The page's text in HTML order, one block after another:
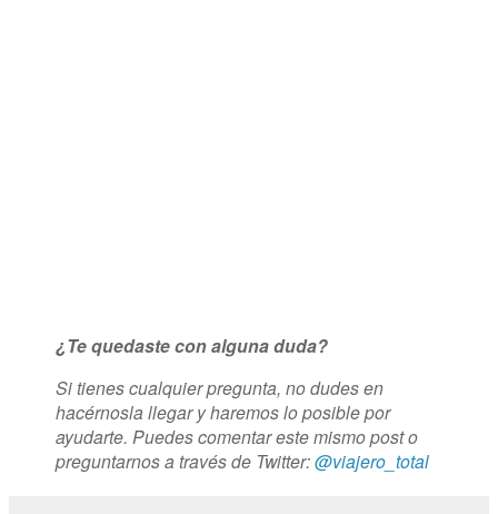
¿Te quedaste con alguna duda?
Si tienes cualquier pregunta, no dudes en
hacérnosla llegar y haremos lo posible por
ayudarte. Puedes comentar este mismo post o
preguntarnos a través de Twitter:@viajero_total